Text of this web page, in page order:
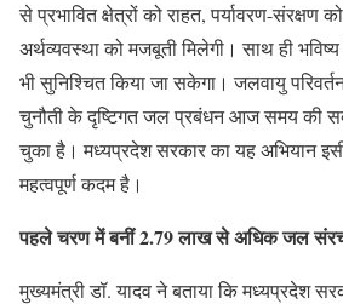
से प्रभावित क्षेत्रों को राहत, पर्यावरण-संरक्षण
अर्थव्यवस्था को मजबूती मिलेगी। साथ ही
भी सुनिश्चित किया जा सकेगा। जलवायु
चुनौती के दृष्टिगत जल प्रबंधन आज समय की
चुका है। मध्यप्रदेश सरकार का यह अभियान
महत्वपूर्ण कदम है।
पहले चरण में बनीं 2.79 लाख से अधिक जल
मुख्यमंत्री डॉ. यादव ने बताया कि मध्यप्रदेश